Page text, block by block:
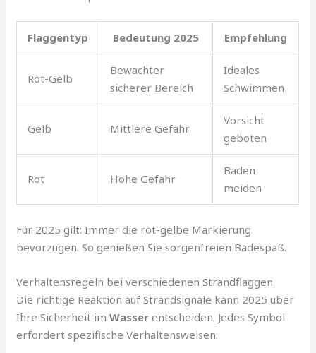
Flaggentyp Bedeutung 2025 Empfehlung
Rot-Gelb
Bewachter
sicherer Bereich
Ideales
Schwimmen
Gelb Mittlere Gefahr
Vorsicht
geboten
Rot Hohe Gefahr
Baden
meiden
Für 2025 gilt: Immer die rot-gelbe Markierung
bevorzugen. So genießen Sie sorgenfreien Badespaß.
Verhaltensregeln bei verschiedenen Strandflaggen
Die richtige Reaktion auf Strandsignale kann 2025 über
Ihre Sicherheit imWasser entscheiden. Jedes Symbol
erfordert spezifische Verhaltensweisen.